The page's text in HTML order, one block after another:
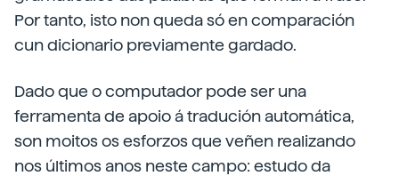
Por tanto, isto non queda só en comparación
cun dicionario previamente gardado.
Dado que o computador pode ser una
ferramenta de apoio á tradución automática,
son moitos os esforzos que veñen realizando
nos últimos anos neste campo: estudo da